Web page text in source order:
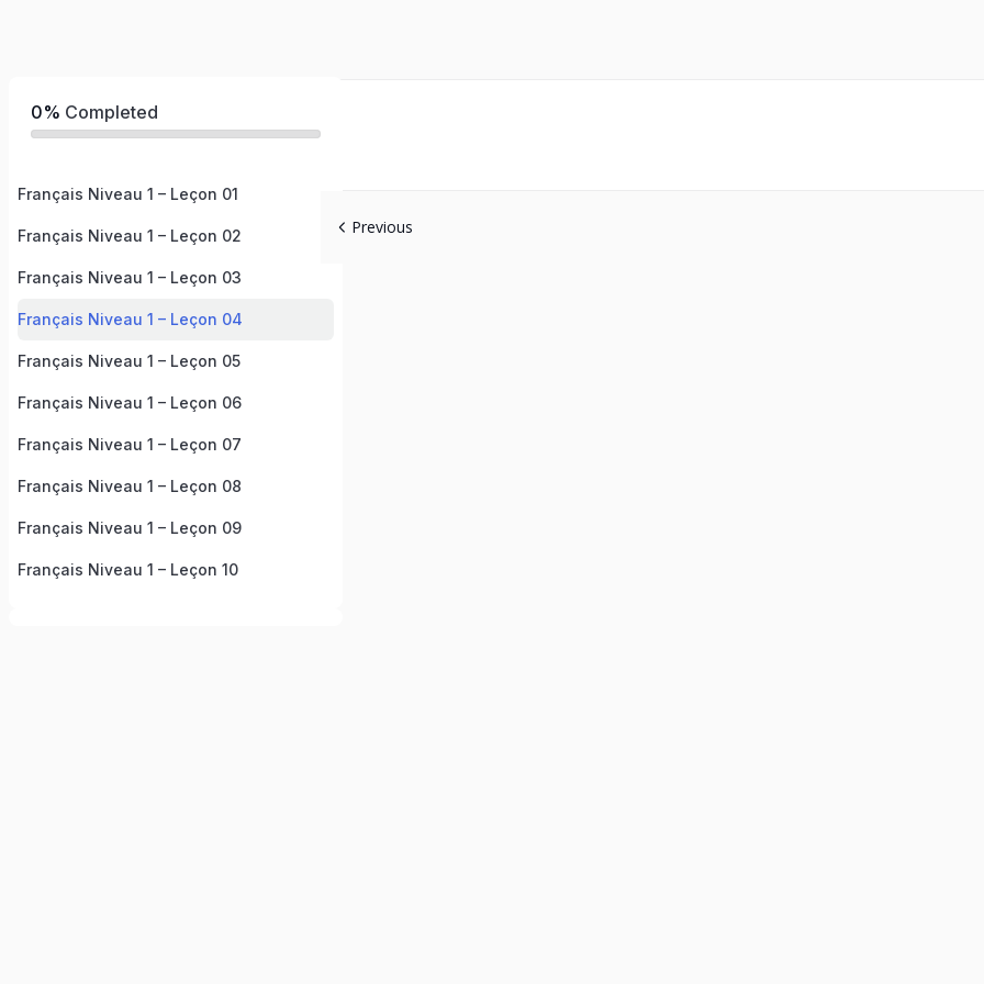
0% Completed
Français Niveau 1 – Leçon 01
Français Niveau 1 – Leçon 02
Français Niveau 1 – Leçon 03
Français Niveau 1 – Leçon 04
Français Niveau 1 – Leçon 05
Français Niveau 1 – Leçon 06
Français Niveau 1 – Leçon 07
Français Niveau 1 – Leçon 08
Français Niveau 1 – Leçon 09
Français Niveau 1 – Leçon 10
Previous